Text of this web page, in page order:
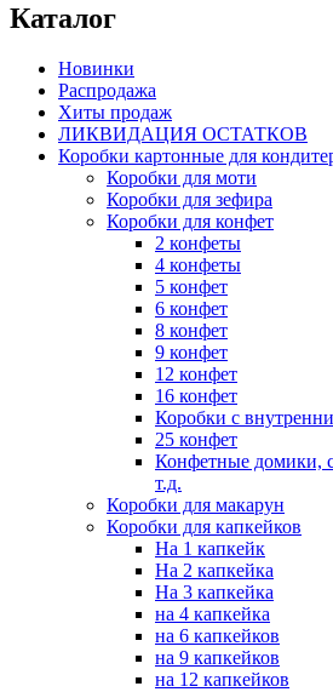
Каталог
Новинки
Распродажа
Хиты продаж
ЛИКВИДАЦИЯ ОСТАТКОВ
Коробки картонные для
Коробки для моти
Коробки для зефира
Коробки для конфет
2 конфеты
4 конфеты
5 конфет
6 конфет
8 конфет
9 конфет
12 конфет
16 конфет
Коробки с
25 конфет
Конфетные домики,
т.д.
Коробки для макарун
Коробки для капкейков
На 1 капкейк
На 2 капкейка
На 3 капкейка
на 4 капкейка
на 6 капкейков
на 9 капкейков
на 12 капкейков